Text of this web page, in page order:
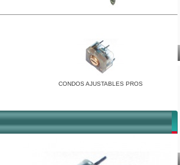
CONDOS AJUSTABLES PROS